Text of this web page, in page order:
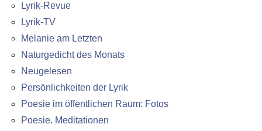
Lyrik-Revue
Lyrik-TV
Melanie am Letzten
Naturgedicht des Monats
Neugelesen
Persönlichkeiten der Lyrik
Poesie im öffentlichen Raum: Fotos
Poesie. Meditationen